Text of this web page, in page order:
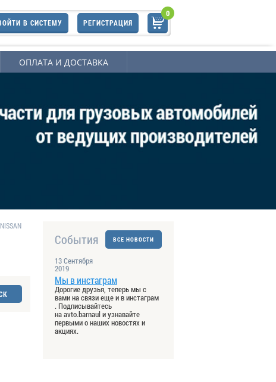
0
В СИСТЕМУ РЕГИСТРАЦИЯ
ОПЛАТА И ДОСТАВКА
ВСЕ НОВОСТИ
События
13 Сентября
2019
Мы в инстаграм
Дорогие друзья, теперь мы с
вами на связи еще и в инстаграм
. Подписывайтесь
на avto.barnaul и узнавайте
первыми о наших новостях и
акциях.